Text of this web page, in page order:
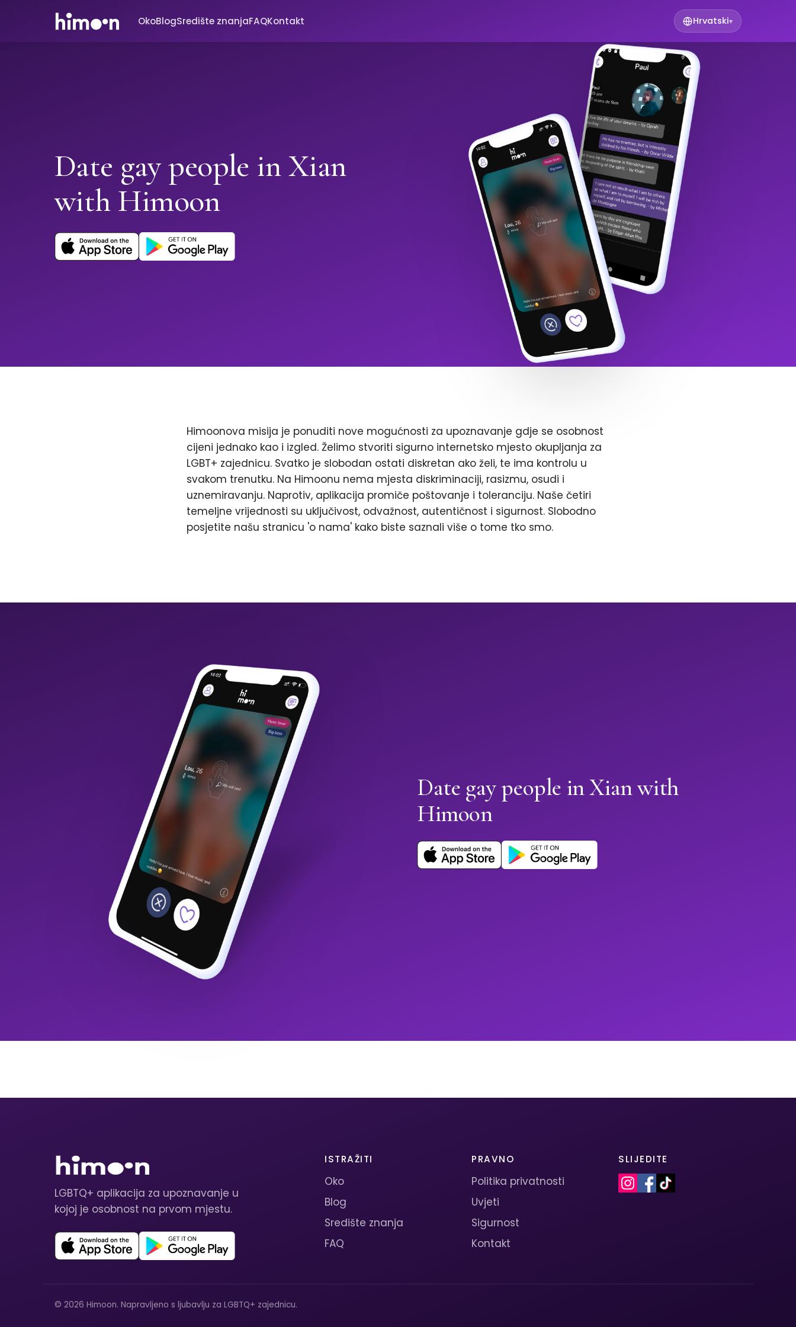
OkoBlogSredište znanjaFAQKontakt Hrvatski▾
Date gay people in Xian
with Himoon
Himoonova misija je ponuditi nove mogućnosti za upoznavanje gdje se osobnost
cijeni jednako kao i izgled. Želimo stvoriti sigurno internetsko mjesto okupljanja za
LGBT+ zajednicu. Svatko je slobodan ostati diskretan ako želi, te ima kontrolu u
svakom trenutku. Na Himoonu nema mjesta diskriminaciji, rasizmu, osudi i
uznemiravanju. Naprotiv, aplikacija promiče poštovanje i toleranciju. Naše četiri
temeljne vrijednosti su uključivost, odvažnost, autentičnost i sigurnost. Slobodno
posjetite našu stranicu 'o nama' kako biste saznali više o tome tko smo.
Date gay people in Xian with
Himoon
LGBTQ+ aplikacija za upoznavanje u
kojoj je osobnost na prvom mjestu.
ISTRAŽITI
Oko
Blog
Središte znanja
FAQ
PRAVNO
Politika privatnosti
Uvjeti
Sigurnost
Kontakt
SLIJEDITE
© 2026 Himoon. Napravljeno s ljubavlju za LGBTQ+ zajednicu.